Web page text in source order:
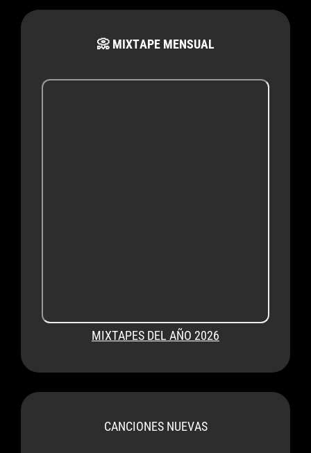
📀 MIXTAPE MENSUAL
MIXTAPES DEL AÑO 2026
CANCIONES NUEVAS